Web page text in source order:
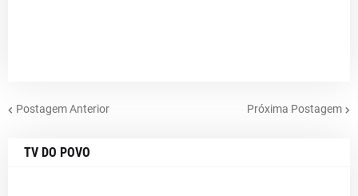
Postagem Anterior Próxima Postagem
TV DO POVO